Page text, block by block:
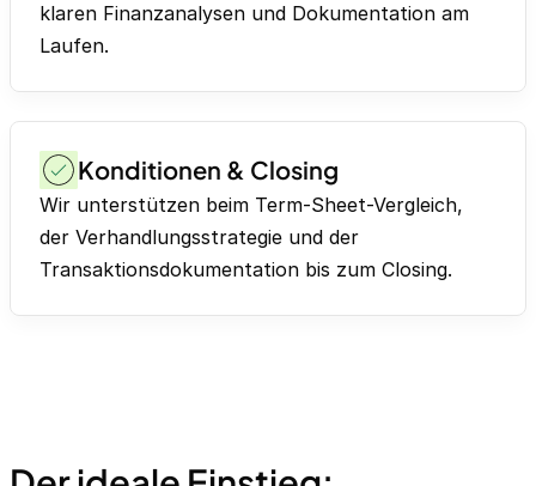
klaren Finanzanalysen und Dokumentation am
Laufen.
Konditionen & Closing
Wir unterstützen beim Term-Sheet-Vergleich,
der Verhandlungsstrategie und der
Transaktionsdokumentation bis zum Closing.